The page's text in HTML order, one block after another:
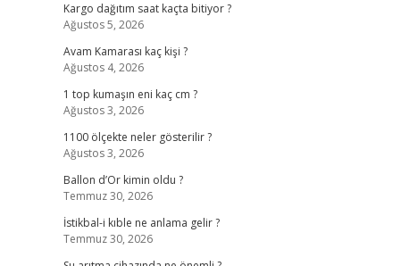
Kargo dağıtım saat kaçta bitiyor ?
Ağustos 5, 2026
Avam Kamarası kaç kişi ?
Ağustos 4, 2026
1 top kumaşın eni kaç cm ?
Ağustos 3, 2026
1100 ölçekte neler gösterilir ?
Ağustos 3, 2026
Ballon d’Or kimin oldu ?
Temmuz 30, 2026
İstikbal-i kıble ne anlama gelir ?
Temmuz 30, 2026